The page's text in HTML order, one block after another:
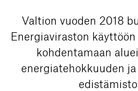
Valtion vuoden 2018
Energiaviraston
kohdentamaan
energiatehokkuuden